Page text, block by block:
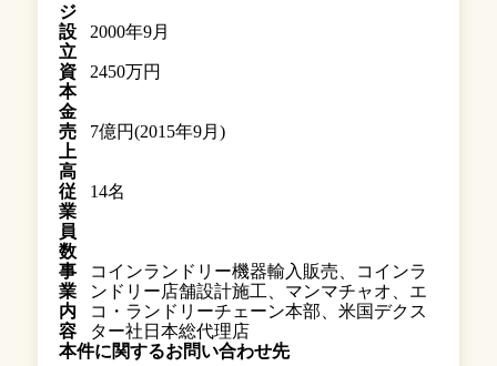
ジ
設
立
2000年9月
資
本
金
2450万円
売
上
高
7億円(2015年9月)
従
業
員
数
14名
事
業
内
容
コインランドリー機器輸入販売、コインラ
ンドリー店舗設計施工、マンマチャオ、エ
コ・ランドリーチェーン本部、米国デクス
ター社日本総代理店
本件に関するお問い合わせ先